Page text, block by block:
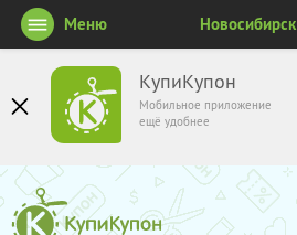
КупиКупон
Мобильное приложение
ещё удобнее
Меню Новосибирск